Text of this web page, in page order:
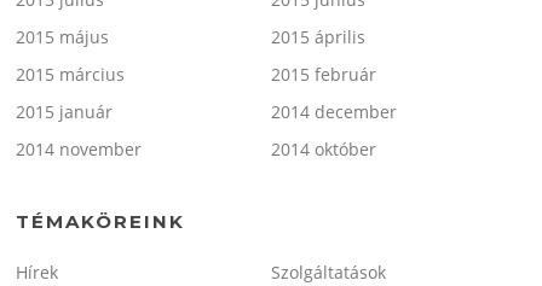
2015 május
2015 április
2015 március
2015 február
2015 január
2014 december
2014 november
2014 október
TÉMAKÖREINK
Hírek Szolgáltatások